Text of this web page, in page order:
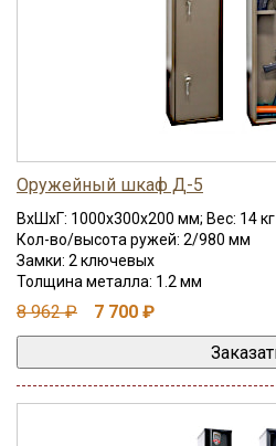
Оружейный шкаф Д-5
ВхШхГ: 1000x300x200 мм; Вес: 14 кг
Кол-во/высота ружей: 2/980 мм
Замки: 2 ключевых
Толщина металла: 1.2 мм
8 962 ₽ 7 700 ₽